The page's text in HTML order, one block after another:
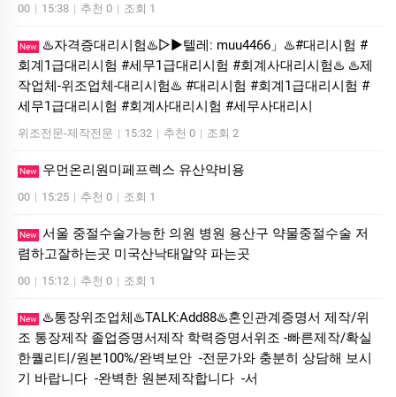
00 | 15:38 | 추천 0 | 조회 1
New
♨️자격증대리시험♨️▷▶텔레: muu4466」♨️#대리시험 #
회계1급대리시험 #세무1급대리시험 #회계사대리시험♨️ ♨️제
작업체-위조업체-대리시험♨️ #대리시험 #회계1급대리시험 #
세무1급대리시험 #회계사대리시험 #세무사대리시
위조전문-제작전문 | 15:32 | 추천 0 | 조회 2
New 우먼온리원미페프렉스 유산약비용
00 | 15:25 | 추천 0 | 조회 1
New 서울 중절수술가능한 의원 병원 용산구 약물중절수술 저
렴하고잘하는곳 미국산낙­태알약 파는곳
00 | 15:12 | 추천 0 | 조회 1
New
♨️통장위조업체♨️TALK:Add88♨️혼인관계증명서 제작/위
조 통장제작 졸업증명서제작 학력증명서위조 -빠른제작/확실
한퀄리티/원본100%/완벽보안 -전문가와 충분히 상담해 보시
기 바랍니다 -완벽한 원본제작합니다 -서